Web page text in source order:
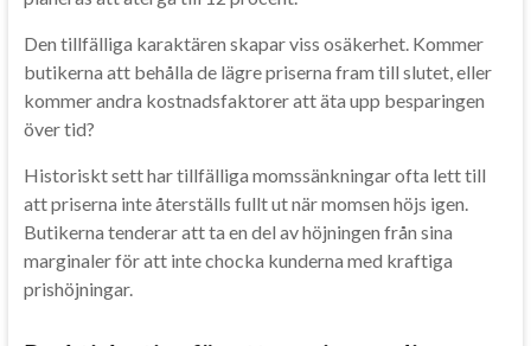
Den tillfälliga karaktären skapar viss osäkerhet. Kommer
butikerna att behålla de lägre priserna fram till slutet, eller
kommer andra kostnadsfaktorer att äta upp besparingen
över tid?
Historiskt sett har tillfälliga momssänkningar ofta lett till
att priserna inte återställs fullt ut när momsen höjs igen.
Butikerna tenderar att ta en del av höjningen från sina
marginaler för att inte chocka kunderna med kraftiga
prishöjningar.